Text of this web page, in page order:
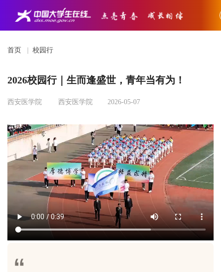
首页 校园行
2026校园行｜生而逢盛世，青年当有为！
西安医学院 西安医学院 2026-05-07